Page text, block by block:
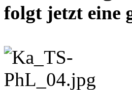
folgt jetzt